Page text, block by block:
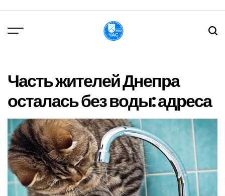
вмісту
Часть жителей Днепра
осталась без воды: адреса